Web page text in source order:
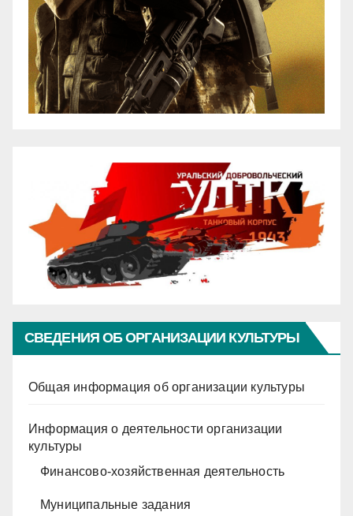
СВЕДЕНИЯ ОБ ОРГАНИЗАЦИИ КУЛЬТУРЫ
Общая информация об организации культуры
Информация о деятельности организации
культуры
Финансово-хозяйственная деятельность
Муниципальные задания